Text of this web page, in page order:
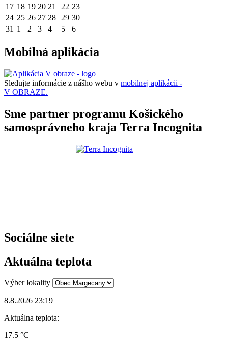
17 18 19 20 21 22 23
24 25 26 27 28 29 30
31 1 2 3 4 5 6
Mobilná aplikácia
Sledujte informácie z nášho webu v mobilnej aplikácii -
V OBRAZE.
Sme partner programu Košického
samosprávneho kraja Terra Incognita
Sociálne siete
Aktuálna teplota
Výber lokality
8.8.2026 23:19
Aktuálna teplota:
17.5 °C